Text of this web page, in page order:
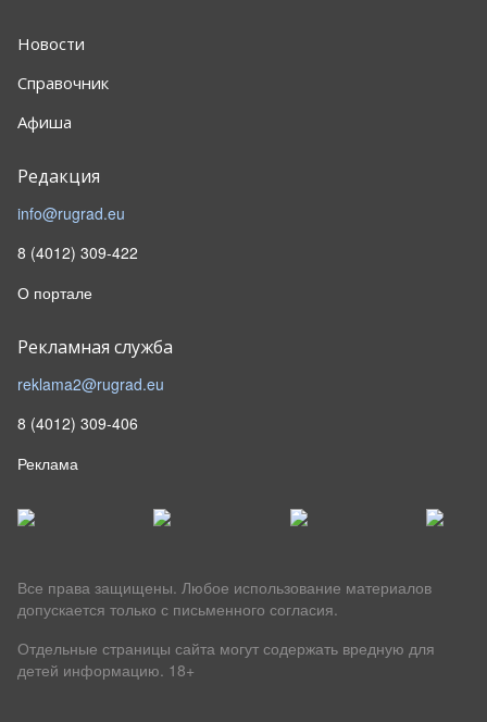
Новости
Справочник
Афиша
Редакция
info@rugrad.eu
8 (4012) 309-422
О портале
Рекламная служба
reklama2@rugrad.eu
8 (4012) 309-406
Реклама
Все права защищены. Любое использование материалов
допускается только с письменного согласия.
Отдельные страницы сайта могут содержать вредную для
детей информацию. 18+